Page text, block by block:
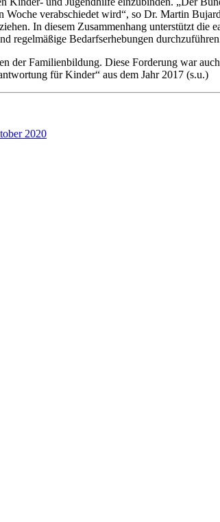
verabschiedet wird“, so Dr. Martin
In diesem Zusammenhang unterstützt die
regelmäßige Bedarfs­erhebungen
der Familienbildung. Diese Forderung war
für Kinder“ aus dem Jahr 2017 (s.u.)
2020